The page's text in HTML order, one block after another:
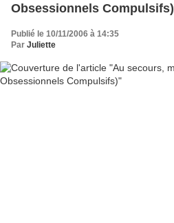
Obsessionnels Compulsifs)
Publié le 10/11/2006 à 14:35
Par Juliette